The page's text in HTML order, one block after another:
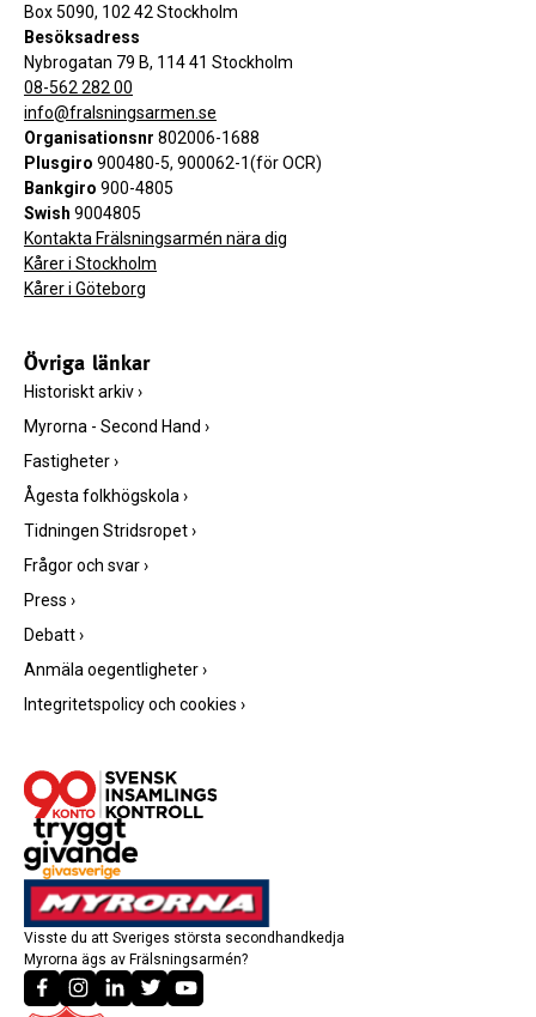
Box 5090, 102 42 Stockholm
Besöksadress
Nybrogatan 79 B, 114 41 Stockholm
08-562 282 00
info@fralsningsarmen.se
Organisationsnr 802006-1688
Plusgiro 900480-5, 900062-1(för OCR)
Bankgiro 900-4805
Swish 9004805
Kontakta Frälsningsarmén nära dig
Kårer i Stockholm
Kårer i Göteborg
Övriga länkar
Historiskt arkiv›
Myrorna - Second Hand ›
Fastigheter›
Ågesta folkhögskola ›
Tidningen Stridsropet›
Frågor och svar›
Press ›
Debatt›
Anmäla oegentligheter›
Integritetspolicy och cookies ›
Visste du att Sveriges största secondhandkedja
Myrorna ägs av Frälsningsarmén?